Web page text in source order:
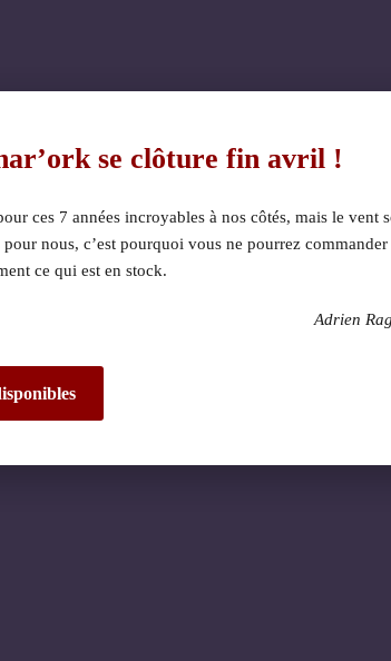
!
–
se clôture fin avril !
ces 7 années incroyables à nos côtés, mais le vent
pour nous, c’est pourquoi vous ne pourrez
ce qui est en stock.
Adrien